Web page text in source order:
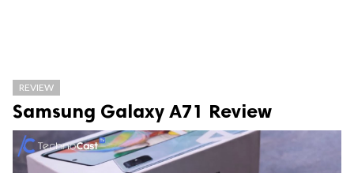
REVIEW
Samsung Galaxy A71 Review